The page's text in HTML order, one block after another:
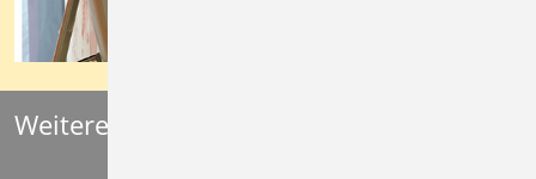
Weitere Informationen: